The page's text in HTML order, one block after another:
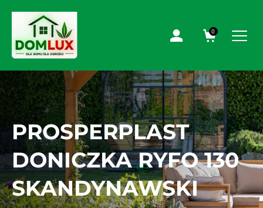
0
PROSPERPLAST
DONICZKA RYFO 130
SKANDYNAWSKI